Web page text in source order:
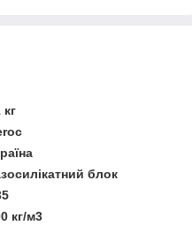
кг
блок
кг/м3